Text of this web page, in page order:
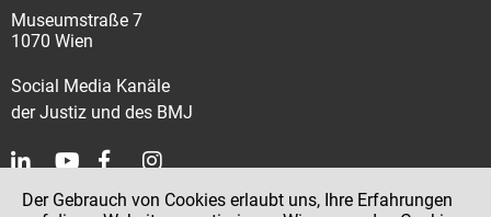
Museumstraße 7
1070 Wien
Social Media Kanäle
der Justiz und des BMJ
Kontakt
Der Gebrauch von Cookies erlaubt uns, Ihre Erfahrungen